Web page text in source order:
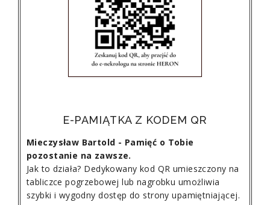
E-PAMIĄTKA Z KODEM QR
Mieczysław Bartold - Pamięć o Tobie
pozostanie na zawsze.
Jak to działa? Dedykowany kod QR umieszczony na
tabliczce pogrzebowej lub nagrobku umożliwia
szybki i wygodny dostęp do strony upamiętniającej.